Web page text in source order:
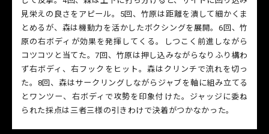
見栄えの良さをアピール。5回、竹原は距離を潰して細かくま
とめるが、森は機動力を活かしたボクシングを展開。6回、竹
原の右ボディが効果を発揮してくる。しつこく前進しながら
コツコツと当てた。7回、竹原は押し込みながらなりふり構わ
ず右ボディ、右フックをヒット。森はクリンチで流れを切っ
た。8回、森はサークリングしながらジャブを軸に組み立てる
とワンツー、右ボディで攻勢を印象付けた。ジャッジに委ね
られた採点は三者三様の引きわけで決着がつかなかった。